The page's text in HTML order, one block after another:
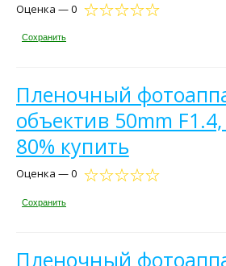
Оценка — 0
Сохранить
Пленочный
объектив 50mm
80% купить
Оценка — 0
Сохранить
Пленочный